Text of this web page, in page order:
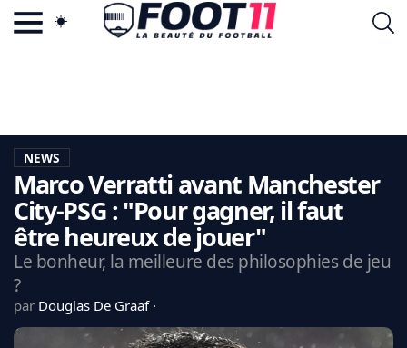
LA CHARTE
VIE PRIVÉE
CGU
CONTACTEZ-NOUS
CDM 2026
NEWS
Marco Verratti avant Manchester
City-PSG : "Pour gagner, il faut
être heureux de jouer"
Le bonheur, la meilleure des philosophies de jeu
?
par Douglas De Graaf